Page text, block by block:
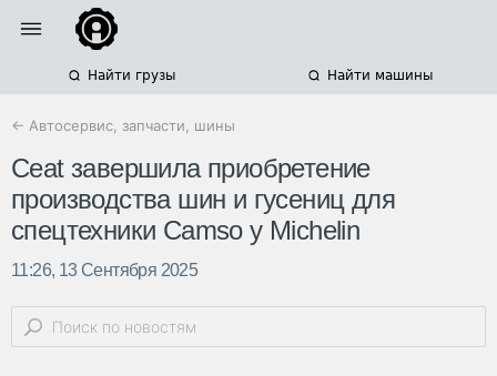
Найти грузы Найти машины
← Автосервис, запчасти, шины
Ceat завершила приобретение
производства шин и гусениц для
спецтехники Camso у Michelin
11:26, 13 Сентября 2025